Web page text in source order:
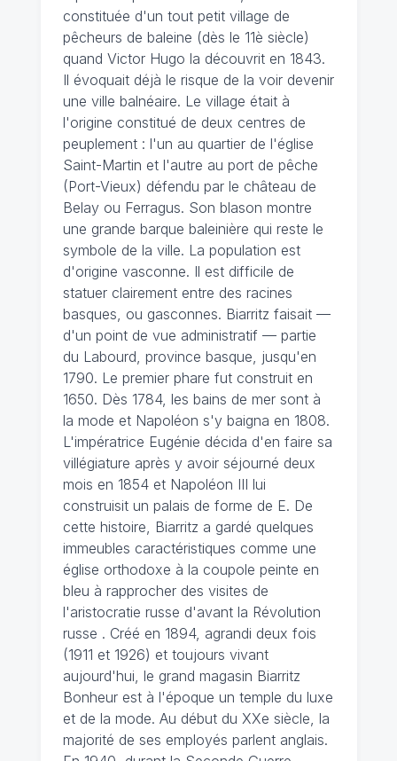
constituée d'un tout petit village de
pêcheurs de baleine (dès le 11è siècle)
quand Victor Hugo la découvrit en 1843.
Il évoquait déjà le risque de la voir devenir
une ville balnéaire. Le village était à
l'origine constitué de deux centres de
peuplement : l'un au quartier de l'église
Saint-Martin et l'autre au port de pêche
(Port-Vieux) défendu par le château de
Belay ou Ferragus. Son blason montre
une grande barque baleinière qui reste le
symbole de la ville. La population est
d'origine vasconne. Il est difficile de
statuer clairement entre des racines
basques, ou gasconnes. Biarritz faisait —
d'un point de vue administratif — partie
du Labourd, province basque, jusqu'en
1790. Le premier phare fut construit en
1650. Dès 1784, les bains de mer sont à
la mode et Napoléon s'y baigna en 1808.
L'impératrice Eugénie décida d'en faire sa
villégiature après y avoir séjourné deux
mois en 1854 et Napoléon III lui
construisit un palais de forme de E. De
cette histoire, Biarritz a gardé quelques
immeubles caractéristiques comme une
église orthodoxe à la coupole peinte en
bleu à rapprocher des visites de
l'aristocratie russe d'avant la Révolution
russe . Créé en 1894, agrandi deux fois
(1911 et 1926) et toujours vivant
aujourd'hui, le grand magasin Biarritz
Bonheur est à l'époque un temple du luxe
et de la mode. Au début du XXe siècle, la
majorité de ses employés parlent anglais.